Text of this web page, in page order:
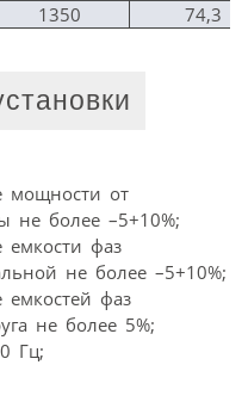
1350
74,3
мощности от
не более –5+10%;
емкости фаз
не более –5+10%;
емкостей фаз
не более 5%;
Гц;